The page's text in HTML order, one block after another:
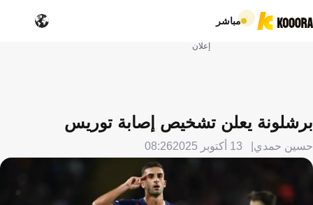
مباشر
إعلان
برشلونة يعلن تشخيص إصابة توريس
حسين حمدي 13 أكتوبر 2025 08:26